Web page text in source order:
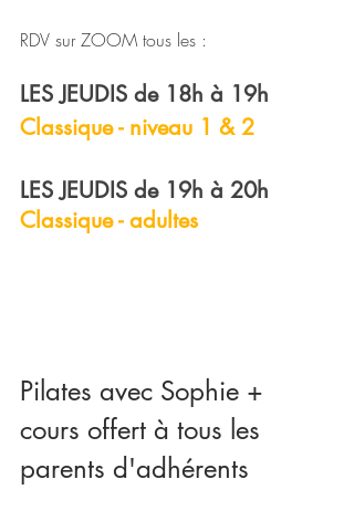
RDV sur ZOOM tous les :
LES JEUDIS de 18h à 19h
Classique - niveau 1 & 2
LES JEUDIS de 19h à 20h
Classique - adultes
Pilates avec Sophie +
cours offert à tous les
parents d'adhérents